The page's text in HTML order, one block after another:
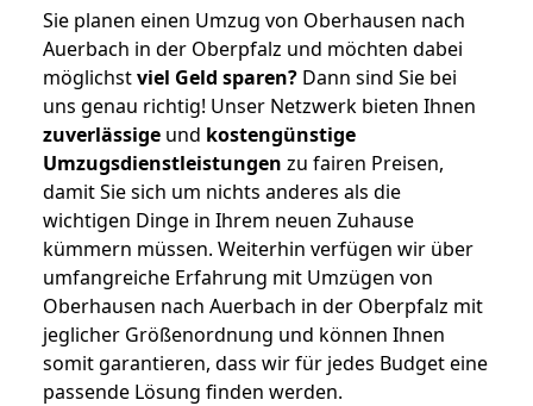
Sie planen einen Umzug von Oberhausen nach
Auerbach in der Oberpfalz und möchten dabei
möglichstviel Geld sparen? Dann sind Sie bei
uns genau richtig! Unser Netzwerk bieten Ihnen
zuverlässige und kostengünstige
Umzugsdienstleistungen zu fairen Preisen,
damit Sie sich um nichts anderes als die
wichtigen Dinge in Ihrem neuen Zuhause
kümmern müssen. Weiterhin verfügen wir über
umfangreiche Erfahrung mit Umzügen von
Oberhausen nach Auerbach in der Oberpfalz mit
jeglicher Größenordnung und können Ihnen
somit garantieren, dass wir für jedes Budget eine
passende Lösung finden werden.